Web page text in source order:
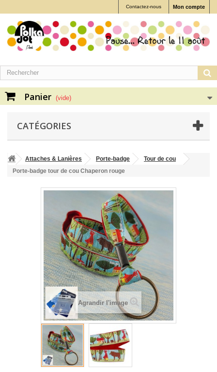
Mon compte
Contactez-nous
Panier (vide)
CATÉGORIES
Attaches & Lanières Porte-badge
Tour de cou
Porte-badge tour de cou Chaperon rouge
Agrandir l'image